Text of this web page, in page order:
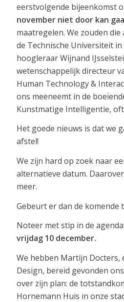
eerstvolgende bijeenkomst
november niet door kan
maatregelen. We zouden
de Technische Universiteit
hoogleraar Wijnand
wetenschappelijk directeur
Human Technology &
ons meeneemt in de
Kunstmatige Intelligentie,
Het goede nieuws is dat we
afstel!
We zijn hard op zoek naar
alternatieve datum.
meer.
Gebeurt er dan de komende
Noteer met stip in de
vrijdag 10 december.
We hebben Martijn Docters,
Design, bereid gevonden
over zijn plan: de
Hornemann Huis in onze